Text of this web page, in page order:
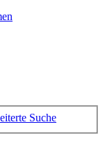
Suche